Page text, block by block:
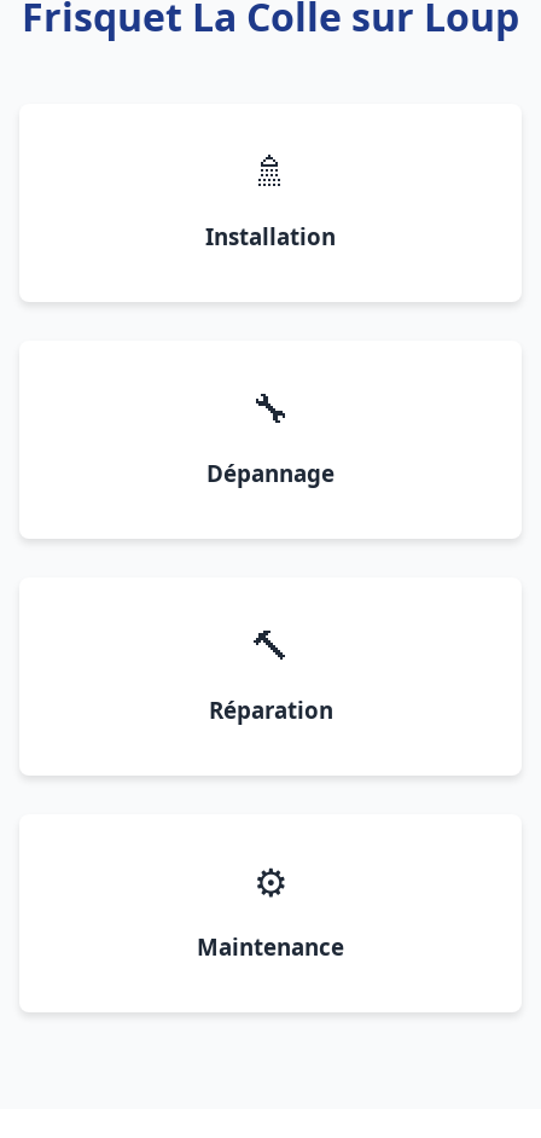
Frisquet La Colle sur Loup
🚿
Installation
🔧
Dépannage
🔨
Réparation
⚙️
Maintenance